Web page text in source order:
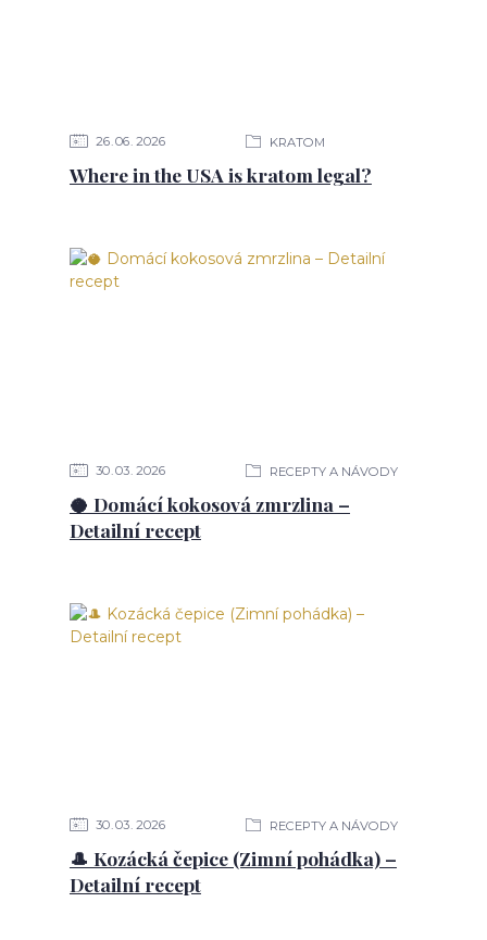
26 06 2026 KRATOM
Where in the USA is kratom legal?
30 03 2026 RECEPTY A NÁVODY
🥥 Domácí kokosová zmrzlina –
Detailní recept
30 03 2026 RECEPTY A NÁVODY
🎩 Kozácká čepice (Zimní pohádka) –
Detailní recept